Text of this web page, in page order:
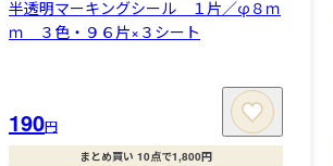
半透明マーキングシール １片／φ８ｍ
ｍ ３色・９６片×３シート
190円
まとめ買い 10点で1,800円